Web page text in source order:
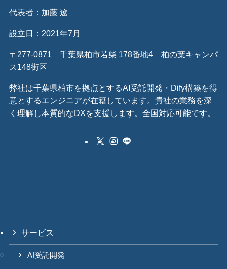
代表者：加藤 遼
設立日：2021年7月
〒277-0871 千葉県柏市若柴 178番地4 柏の葉キャンパ
ス148街区
弊社は千葉県柏市を拠点とするAI受託開発・Dify構築を得
意とするエンジニアが在籍しています。貴社の業務を深
く理解し本質的なDXを支援します。全国対応可能です。
サービス
AI受託開発